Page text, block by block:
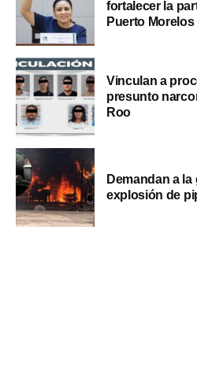
fortalecer la
Puerto Morelos
Vinculan a
presunto
Roo
Demandan a
explosión de